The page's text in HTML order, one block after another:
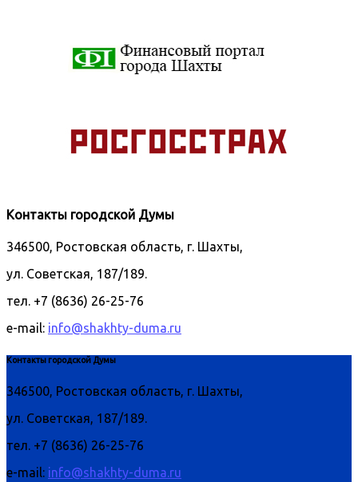
Контакты городской Думы
346500, Ростовская область, г. Шахты,
ул. Советская, 187/189.
тел. +7 (8636) 26-25-76
e-mail: info@shakhty-duma.ru
Контакты городской Думы
346500, Ростовская область, г. Шахты,
ул. Советская, 187/189.
тел. +7 (8636) 26-25-76
e-mail: info@shakhty-duma.ru